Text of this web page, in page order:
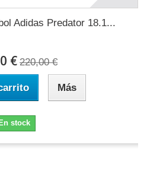
Adidas Predator 18.1...
€ 220,00 €
Más
En stock